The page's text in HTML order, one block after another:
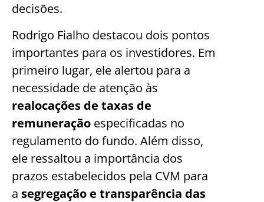
decisões.
Rodrigo Fialho destacou dois pontos
importantes para os investidores. Em
primeiro lugar, ele alertou para a
necessidade de atenção às
realocações de taxas de
remuneração especificadas no
regulamento do fundo. Além disso,
ele ressaltou a importância dos
prazos estabelecidos pela CVM para
a segregação e transparência das